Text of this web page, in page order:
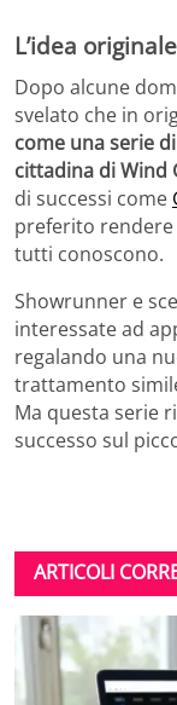
L’idea
Dopo alcune
svelato che in
come una serie
cittadina di Wind
di successi come
preferito rendere
tutti conoscono.
Showrunner e
interessate ad
regalando una
trattamento
Ma questa serie
successo sul
ARTICOLI